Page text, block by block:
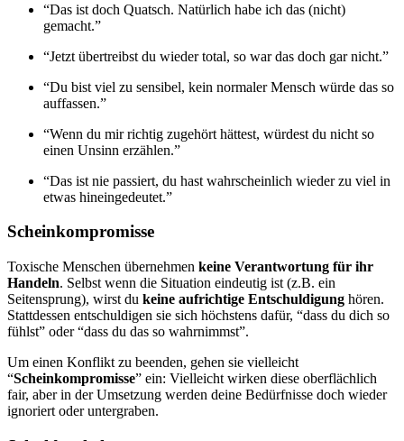
“Das ist doch Quatsch. Natürlich habe ich das (nicht)
gemacht.”
“Jetzt übertreibst du wieder total, so war das doch gar nicht.”
“Du bist viel zu sensibel, kein normaler Mensch würde das so
auffassen.”
“Wenn du mir richtig zugehört hättest, würdest du nicht so
einen Unsinn erzählen.”
“Das ist nie passiert, du hast wahrscheinlich wieder zu viel in
etwas hineingedeutet.”
Scheinkompromisse
Toxische Menschen übernehmen keine Verantwortung für ihr
Handeln. Selbst wenn die Situation eindeutig ist (z.B. ein
Seitensprung), wirst du keine aufrichtige Entschuldigung hören.
Stattdessen entschuldigen sie sich höchstens dafür, “dass du dich so
fühlst” oder “dass du das so wahrnimmst”.
Um einen Konflikt zu beenden, gehen sie vielleicht
“Scheinkompromisse” ein: Vielleicht wirken diese oberflächlich
fair, aber in der Umsetzung werden deine Bedürfnisse doch wieder
ignoriert oder untergraben.